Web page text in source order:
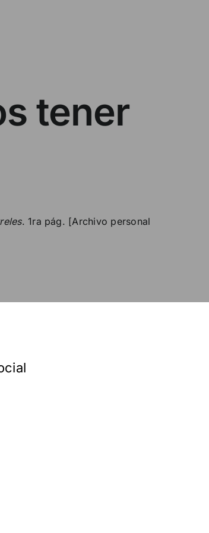
tener
. 1ra pág. [Archivo personal